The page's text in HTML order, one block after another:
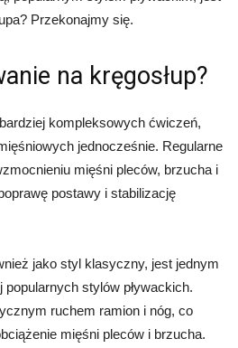
Przekonajmy się.
na kręgosłup?
kompleksowych ćwiczeń,
jednocześnie. Regularne
mięśni pleców, brzucha i
postawy i stabilizację
jako styl klasyczny, jest jednym
stylów pływackich.
ruchem ramion i nóg, co
mięśni pleców i brzucha.